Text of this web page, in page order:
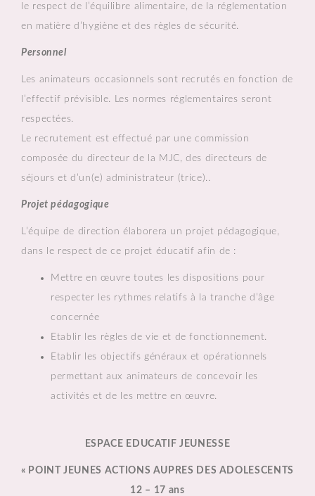
le respect de l’équilibre alimentaire, de la réglementation
en matière d’hygiène et des règles de sécurité.
Personnel
Les animateurs occasionnels sont recrutés en fonction de
l’effectif prévisible. Les normes réglementaires seront
respectées.
Le recrutement est effectué par une commission
composée du directeur de la MJC, des directeurs de
séjours et d’un(e) administrateur (trice)..
Projet pédagogique
L’équipe de direction élaborera un projet pédagogique,
dans le respect de ce projet éducatif afin de :
Mettre en œuvre toutes les dispositions pour
respecter les rythmes relatifs à la tranche d’âge
concernée
Etablir les règles de vie et de fonctionnement.
Etablir les objectifs généraux et opérationnels
permettant aux animateurs de concevoir les
activités et de les mettre en œuvre.
ESPACE EDUCATIF JEUNESSE
« POINT JEUNES ACTIONS AUPRES DES ADOLESCENTS
12 – 17 ans